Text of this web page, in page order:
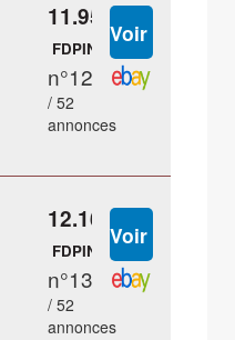
11.95 €
FDPIN
n°12
/ 52
annonces
12.16 €
FDPIN
n°13
/ 52
annonces